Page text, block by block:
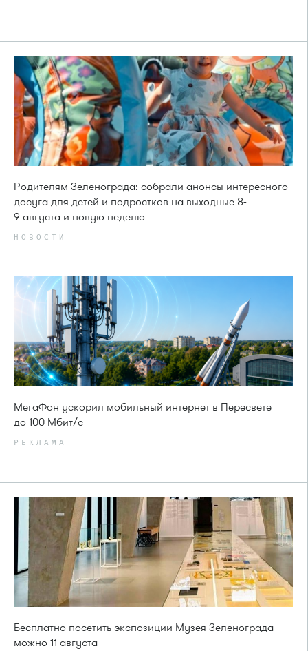
Родителям Зеленограда: собрали анонсы интересного
досуга для детей и подростков на выходные 8-
9 августа и новую неделю
НОВОСТИ
МегаФон ускорил мобильный интернет в Пересвете
до 100 Мбит/с
РЕКЛАМА
Бесплатно посетить экспозиции Музея Зеленограда
можно 11 августа